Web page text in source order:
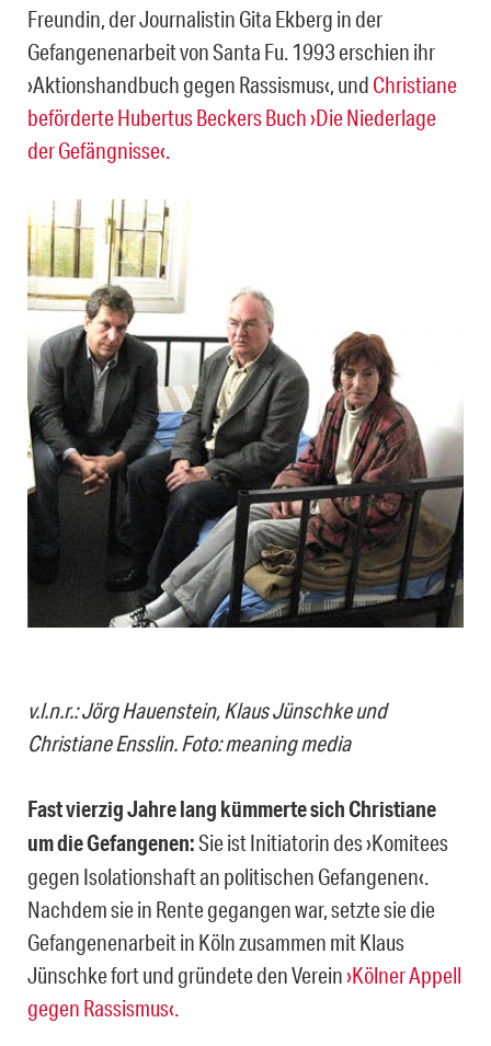
Freundin, der Journalistin Gita Ekberg in der
Gefangenenarbeit von Santa Fu. 1993 erschien ihr
›Aktionshandbuch gegen Rassismus‹, und Christiane
beförderte Hubertus Beckers Buch ›Die Niederlage
der Gefängnisse‹.
v.l.n.r.: Jörg Hauenstein, Klaus Jünschke und
Christiane Ensslin. Foto: meaning media
Fast vierzig Jahre lang kümmerte sich Christiane
um die Gefangenen:Sie ist Initiatorin des ›Komitees
gegen Isolationshaft an politischen Gefangenen‹.
Nachdem sie in Rente gegangen war, setzte sie die
Gefangenenarbeit in Köln zusammen mit Klaus
Jünschke fort und gründete den Verein›Kölner Appell
gegen Rassismus‹.